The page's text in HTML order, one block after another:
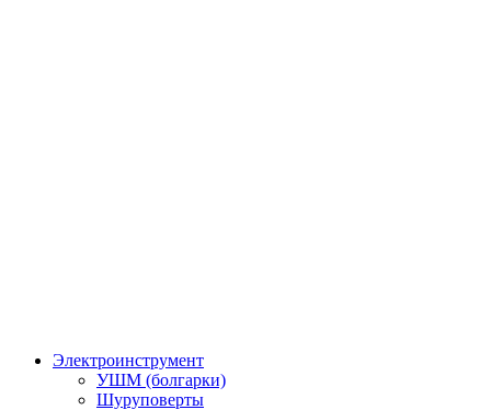
Электроинструмент
УШМ (болгарки)
Шуруповерты